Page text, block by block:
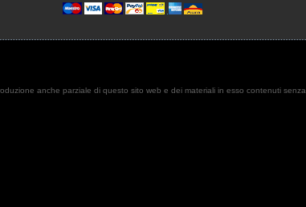
anche parziale di questo sito web e dei materiali in esso contenuti senza